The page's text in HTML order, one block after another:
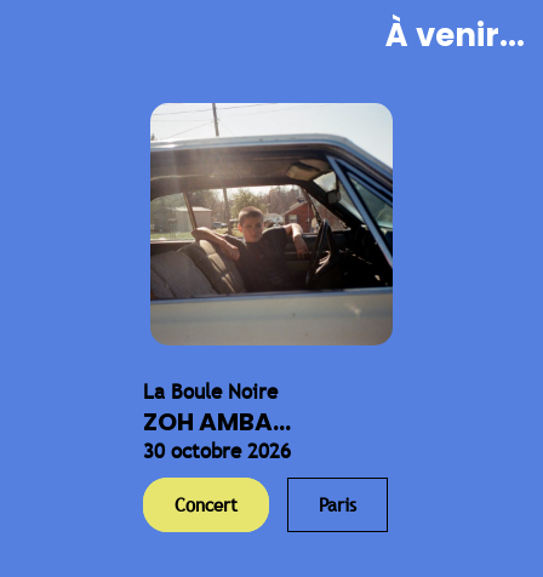
À venir...
La Boule Noire
ZOH AMBA...
30 octobre 2026
Concert Paris